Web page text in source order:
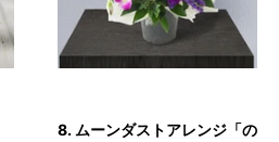
8. ムーンダストアレンジ「の